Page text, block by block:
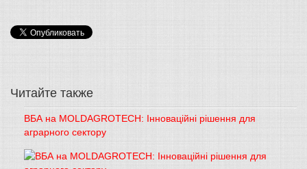
Читайте также
ВБА на MOLDAGROTECH: Інноваційні рішення для
аграрного сектору